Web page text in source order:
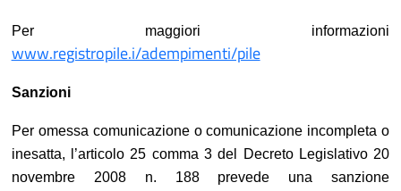
Per maggiori informazioni
www.registropile.i/adempimenti/pile
Sanzioni
Per omessa comunicazione o comunicazione incompleta o
inesatta, l’articolo 25 comma 3 del Decreto Legislativo 20
novembre 2008 n. 188 prevede una sanzione